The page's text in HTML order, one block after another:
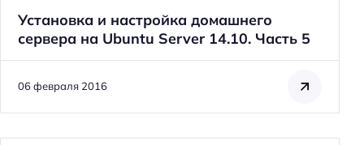
Установка и настройка домашнего
сервера на Ubuntu Server 14.10. Часть 5
06 февраля 2016
Н
т
и